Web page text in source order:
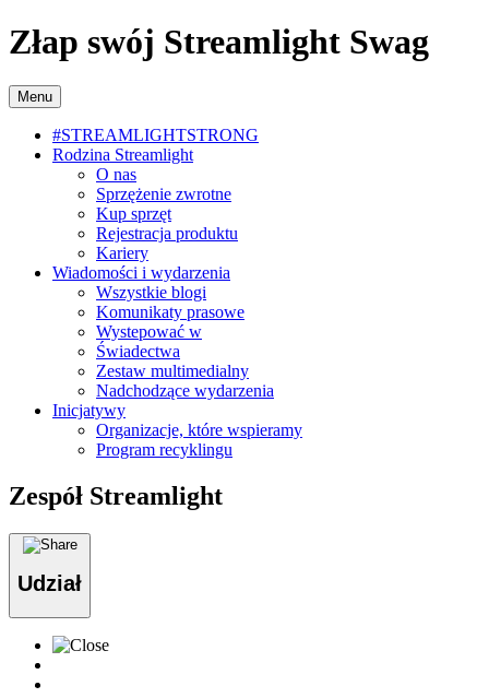
Złap swój Streamlight Swag
Menu
#STREAMLIGHTSTRONG
Rodzina Streamlight
O nas
Sprzężenie zwrotne
Kup sprzęt
Rejestracja produktu
Kariery
Wiadomości i wydarzenia
Wszystkie blogi
Komunikaty prasowe
Wystepować w
Świadectwa
Zestaw multimedialny
Nadchodzące wydarzenia
Inicjatywy
Organizacje, które wspieramy
Program recyklingu
Zespół Streamlight
Udział